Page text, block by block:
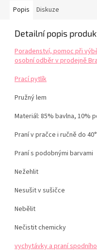
Popis Diskuze
Detailní popis
Poradenství, pomoc při
osobní odběr v prodejně
Prací pytlík
Pružný lem
Materiál: 85% bavlna, 10%
Praní v pračce i ručně do
Praní s podobnými barvami
Nežehlit
Nesušit v sušičce
Nebělit
Nečistit chemicky
vychytávky a praní